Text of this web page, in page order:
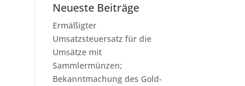
Neueste Beiträge
Ermäßigter
Umsatzsteuersatz für die
Umsätze mit
Sammlermünzen;
Bekanntmachung des Gold-